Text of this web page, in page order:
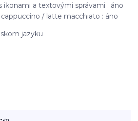
ikonami a textovými správami : áno
/ latte macchiato : áno
jazyku